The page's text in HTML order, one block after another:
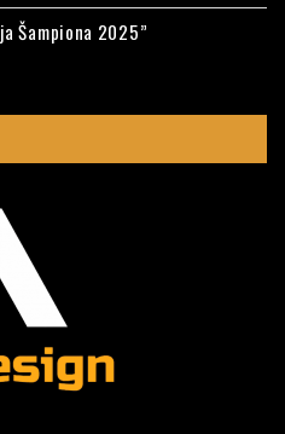
Šampiona 2025”